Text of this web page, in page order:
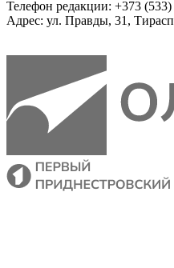
Телефон редакции: +373
Адрес: ул. Правды, 31,